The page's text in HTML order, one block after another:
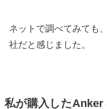
ネットで調べてみても
社だと感じました。
私が購入した